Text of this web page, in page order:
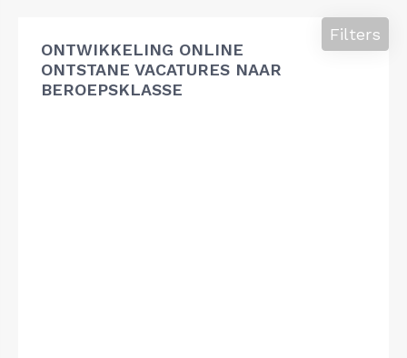
ONTWIKKELING ONLINE
ONTSTANE VACATURES NAAR
BEROEPSKLASSE
Filters